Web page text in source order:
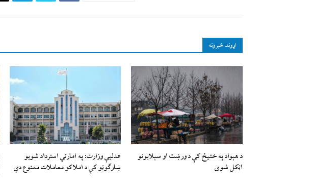
اړوند خبرونه
د هېواد په ختیځ کې د ورښت او سېلابونو
اټکل شوی
عدلیې وزارت: په امارتي استرداد شویو
ښارګوټو کې د املاکو معاملات ممنوع دي